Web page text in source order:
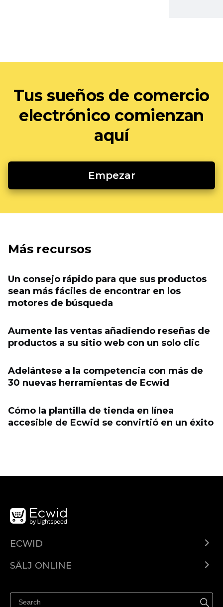
Tus sueños de comercio
electrónico comienzan
aquí
Empezar
Más recursos
Un consejo rápido para que sus productos
sean más fáciles de encontrar en los
motores de búsqueda
Aumente las ventas añadiendo reseñas de
productos a su sitio web con un solo clic
Adelántese a la competencia con más de
30 nuevas herramientas de Ecwid
Cómo la plantilla de tienda en línea
accesible de Ecwid se convirtió en un éxito
ECWID
Pris
SÄLJ ONLINE
Sälj på Facebook